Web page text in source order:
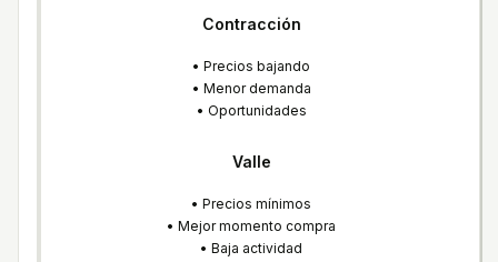
Contracción
• Precios bajando
• Menor demanda
• Oportunidades
Valle
• Precios mínimos
• Mejor momento compra
• Baja actividad